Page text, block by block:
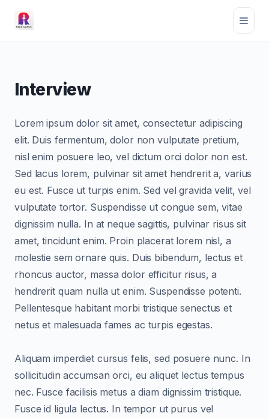
Interview
Lorem ipsum dolor sit amet, consectetur adipiscing
elit. Duis fermentum, dolor non vulputate pretium,
nisl enim posuere leo, vel dictum orci dolor non est.
Sed lacus lorem, pulvinar sit amet hendrerit a, varius
eu est. Fusce ut turpis enim. Sed vel gravida velit, vel
vulputate tortor. Suspendisse ut congue sem, vitae
dignissim nulla. In at neque sagittis, pulvinar risus sit
amet, tincidunt enim. Proin placerat lorem nisl, a
molestie sem ornare quis. Duis bibendum, lectus et
rhoncus auctor, massa dolor efficitur risus, a
hendrerit quam nulla ut enim. Suspendisse potenti.
Pellentesque habitant morbi tristique senectus et
netus et malesuada fames ac turpis egestas.
Aliquam imperdiet cursus felis, sed posuere nunc. In
sollicitudin accumsan orci, eu aliquet lectus tempus
nec. Fusce facilisis metus a diam dignissim tristique.
Fusce id ligula lectus. In tempor ut purus vel